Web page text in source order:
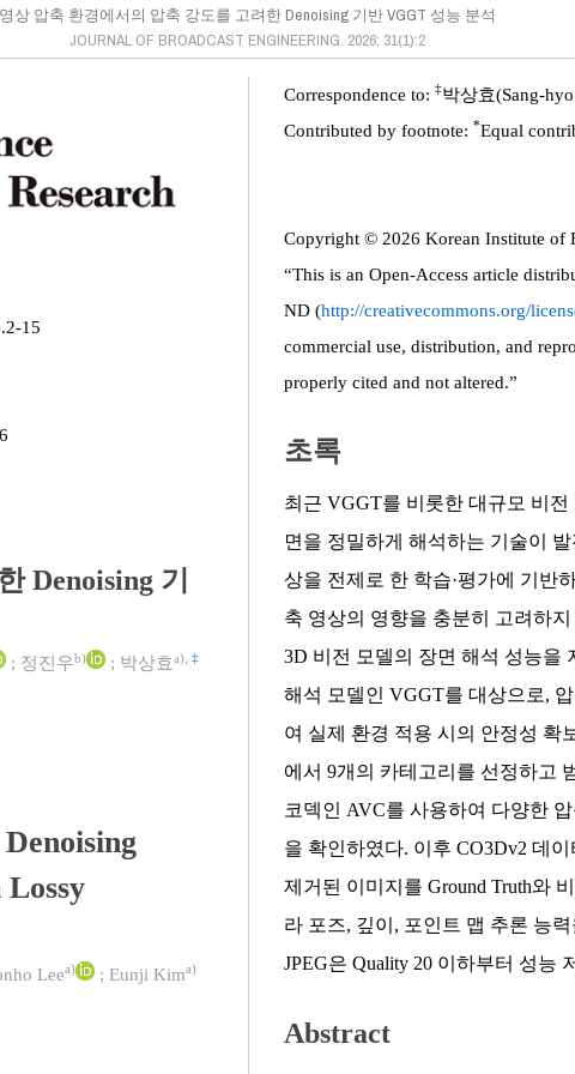
영상 압축 환경에서의 압축 강도를 고려한 Denoising 기반 VGGT 성능 분석
JOURNAL OF BROADCAST ENGINEERING. 2026; 31(1):2
15
Denoising 기
; 정진우b) ; 박상효a) ‡
Leea) ; Eunji Kima)
Correspondence to: ‡박상효(Sang-
Contributed by footnote: *Equal
Copyright © 2026 Korean Institute of
“This is an Open-Access article
ND (http://creativecommons.org/
commercial use, distribution, and
properly cited and not altered.”
초록
최근 VGGT를 비롯한 대규모 비
면을 정밀하게 해석하는 기술이
상을 전제로 한 학습·평가에 기반
축 영상의 영향을 충분히 고려하
3D 비전 모델의 장면 해석 성능을
해석 모델인 VGGT를 대상으로,
여 실제 환경 적용 시의 안정성 확
에서 9개의 카테고리를 선정하고
코덱인 AVC를 사용하여 다양한
을 확인하였다. 이후 CO3Dv2 데
제거된 이미지를 Ground Truth와
라 포즈, 깊이, 포인트 맵 추론 능
JPEG은 Quality 20 이하부터 성능
Abstract